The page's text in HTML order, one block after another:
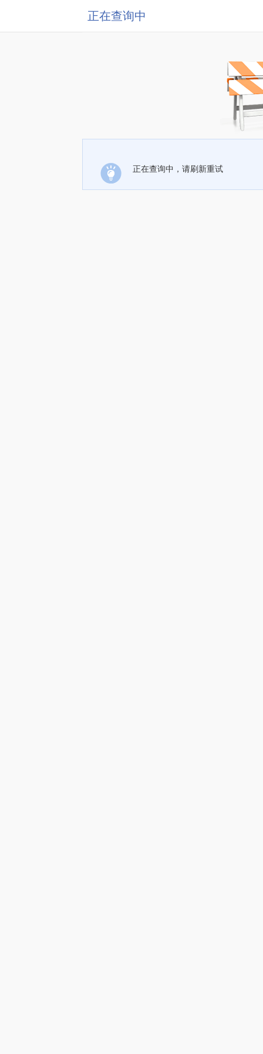
正在查询中
正在查询中，请刷新重试